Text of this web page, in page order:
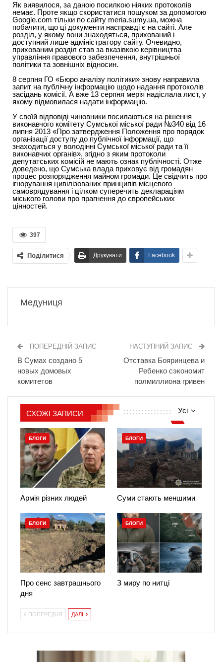
Як виявилося, за даною посилкою ніяких протоколів
немає. Проте якщо скористатися пошуком за допомогою
Google.com тільки по сайту meria.sumy.ua, можна
побачити, що ці документи насправді є на сайті. Але
розділ, у якому вони знаходяться, прихований і
доступний лише адміністратору сайту. Очевидно,
прихованим розділ став за вказівкою керівництва
управління правового забезпечення, внутрішньої
політики та зовнішніх відносин.
8 серпня ГО «Бюро аналізу політики» знову направила
запит на публічну інформацію щодо надання протоколів
засідань комісії. А вже 13 серпня мерія надіслала лист, у
якому відмовилася надати інформацію.
У своїй відповіді чиновники посилаються на рішення
виконавчого комітету Сумської міської ради №340 від 16
липня 2013 «Про затвердження Положення про порядок
організації доступу до публічної інформації, що
знаходиться у володінні Сумської міської ради та її
виконавчих органів», згідно з яким протоколи
депутатських комісій не мають ознак публічності. Отже
доведено, що Сумська влада приховує від громадян
процес розпорядження майном громади. Це свідчить про
ігнорування цивілізованих принципів місцевого
самоврядування і цілком суперечить деклараціям
міського голови про прагнення до європейських
цінностей.
397
Поділитися Друкувати Facebook
Медуниця
ПОПЕРЕДНІЙ ЗАПИС
В Сумах создано 5
новых домовых
комитетов
НАСТУПНИЙ ЗАПИС
Отставка Бояринцева и
Ребенко сэкономит
полмиллиона гривен
Усі
СХОЖІ ЗАПИСИ
БЛОГИ
Армія різних людей
БЛОГИ
Суми стають меншими
БЛОГИ
Про сенс завтрашнього
дня
БЛОГИ
З миру по нитці
ПОПЕРЕДНЯ ДАЛІ